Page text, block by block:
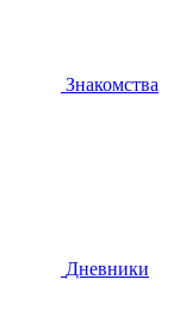
Знакомства
Дневники